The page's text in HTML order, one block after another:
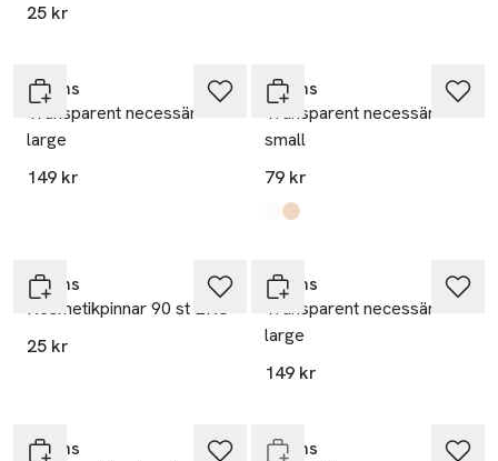
25 kr
Åhléns
Transparent necessär
large
149 kr
Åhléns
Transparent necessär
small
79 kr
Produkten finns i färgerna:
Rosa
Beige
Åhléns
Kosmetikpinnar 90 st EKO
25 kr
Åhléns
Transparent necessär
large
149 kr
Åhléns
Ta 2 betala 35:-
Åhléns